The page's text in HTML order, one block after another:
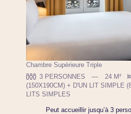
Chambre Supérieure Triple
3 PERSONNES
24 M²
(150X190CM) + D'UN LIT SIMPLE
LITS SIMPLES
Peut accueillir jusqu’à 3